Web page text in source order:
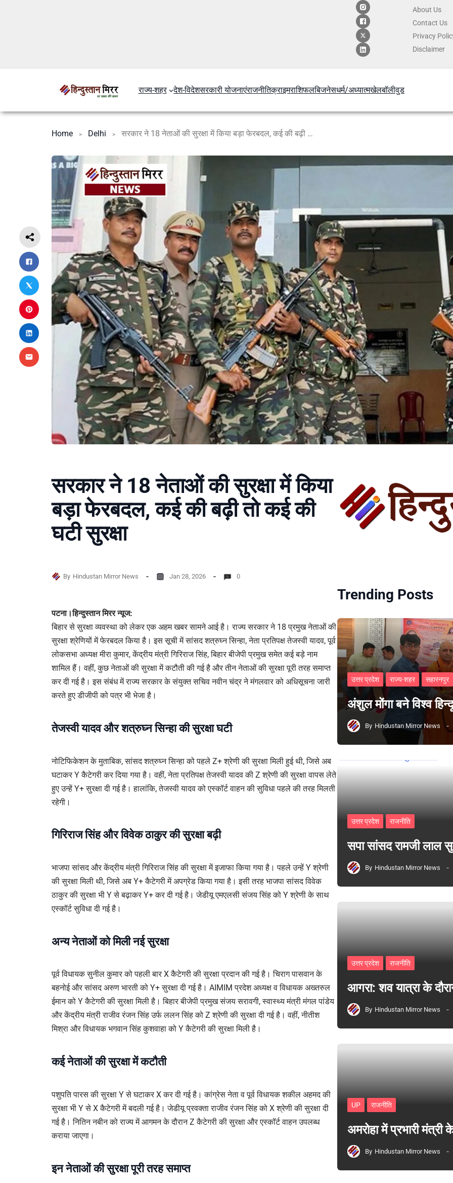
About Us
Contact Us
Privacy
Disclaimer
राज्य-शहर देश-विदेशसरकारी योजनाएंराजनीतिक्राइमराशिफलबिजनेसधर्म/अध्यात्मखेलबॉलीवुड
Home Delhi सरकार ने 18 नेताओं की सुरक्षा में किया बड़ा फेरबदल, कई की बढ़ी तो कई की घटी सुरक्षा
सरकार ने 18 नेताओं की सुरक्षा में किया
बड़ा फेरबदल, कई की बढ़ी तो कई की
घटी सुरक्षा
By Hindustan Mirror News Jan 28, 2026 0
पटना।हिन्दुस्तान मिरर न्यूज:
बिहार से सुरक्षा व्यवस्था को लेकर एक अहम खबर सामने आई है। राज्य सरकार ने 18 प्रमुख नेताओं की
सुरक्षा श्रेणियों में फेरबदल किया है। इस सूची में सांसद शत्रुघ्न सिन्हा, नेता प्रतिपक्ष तेजस्वी यादव, पूर्व
लोकसभा अध्यक्ष मीरा कुमार, केंद्रीय मंत्री गिरिराज सिंह, बिहार बीजेपी प्रमुख समेत कई बड़े नाम
शामिल हैं। वहीं, कुछ नेताओं की सुरक्षा में कटौती की गई है और तीन नेताओं की सुरक्षा पूरी तरह समाप्त
कर दी गई है। इस संबंध में राज्य सरकार के संयुक्त सचिव नवीन चंद्र ने मंगलवार को अधिसूचना जारी
करते हुए डीजीपी को पत्र भी भेजा है।
तेजस्वी यादव और शत्रुघ्न सिन्हा की सुरक्षा घटी
नोटिफिकेशन के मुताबिक, सांसद शत्रुघ्न सिन्हा को पहले Z+ श्रेणी की सुरक्षा मिली हुई थी, जिसे अब
घटाकर Y कैटेगरी कर दिया गया है। वहीं, नेता प्रतिपक्ष तेजस्वी यादव की Z श्रेणी की सुरक्षा वापस लेते
हुए उन्हें Y+ सुरक्षा दी गई है। हालांकि, तेजस्वी यादव को एस्कॉर्ट वाहन की सुविधा पहले की तरह मिलती
रहेगी।
गिरिराज सिंह और विवेक ठाकुर की सुरक्षा बढ़ी
भाजपा सांसद और केंद्रीय मंत्री गिरिराज सिंह की सुरक्षा में इजाफा किया गया है। पहले उन्हें Y श्रेणी
की सुरक्षा मिली थी, जिसे अब Y+ कैटेगरी में अपग्रेड किया गया है। इसी तरह भाजपा सांसद विवेक
ठाकुर की सुरक्षा भी Y से बढ़ाकर Y+ कर दी गई है। जेडीयू एमएलसी संजय सिंह को Y श्रेणी के साथ
एस्कॉर्ट सुविधा दी गई है।
अन्य नेताओं को मिली नई सुरक्षा
पूर्व विधायक सुनील कुमार को पहली बार X कैटेगरी की सुरक्षा प्रदान की गई है। चिराग पासवान के
बहनोई और सांसद अरुण भारती को Y+ सुरक्षा दी गई है। AIMIM प्रदेश अध्यक्ष व विधायक अख्तरुल
ईमान को Y कैटेगरी की सुरक्षा मिली है। बिहार बीजेपी प्रमुख संजय सरावगी, स्वास्थ्य मंत्री मंगल पांडेय
और केंद्रीय मंत्री राजीव रंजन सिंह उर्फ ललन सिंह को Z श्रेणी की सुरक्षा दी गई है। वहीं, नीतीश
मिश्रा और विधायक भगवान सिंह कुशवाहा को Y कैटेगरी की सुरक्षा मिली है।
कई नेताओं की सुरक्षा में कटौती
पशुपति पारस की सुरक्षा Y से घटाकर X कर दी गई है। कांग्रेस नेता व पूर्व विधायक शकील अहमद की
सुरक्षा भी Y से X कैटेगरी में बदली गई है। जेडीयू प्रवक्ता राजीव रंजन सिंह को X श्रेणी की सुरक्षा दी
गई है। नितिन नबीन को राज्य में आगमन के दौरान Z कैटेगरी की सुरक्षा और एस्कॉर्ट वाहन उपलब्ध
कराया जाएगा।
इन नेताओं की सुरक्षा पूरी तरह समाप्त
Trending Posts
उत्तर प्रदेश राज्य-शहर सहारनपुर
अंशुल मोंगा बने विश्व
By Hindustan Mirror News
उत्तर प्रदेश राजनीति
सपा सांसद रामजी लाल
By Hindustan Mirror News
उत्तर प्रदेश राजनीति
आगरा: शव यात्रा के
By Hindustan Mirror News
UP राजनीति
अमरोहा में प्रभारी
By Hindustan Mirror News